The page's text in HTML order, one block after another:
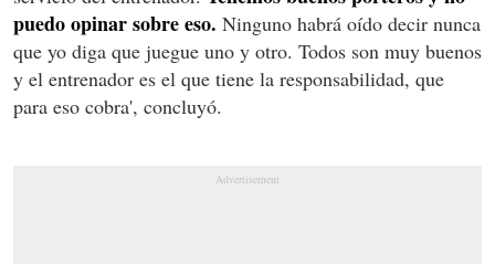
puedo opinar sobre eso. Ninguno habrá oído decir nunca
que yo diga que juegue uno y otro. Todos son muy buenos
y el entrenador es el que tiene la responsabilidad, que
para eso cobra', concluyó.